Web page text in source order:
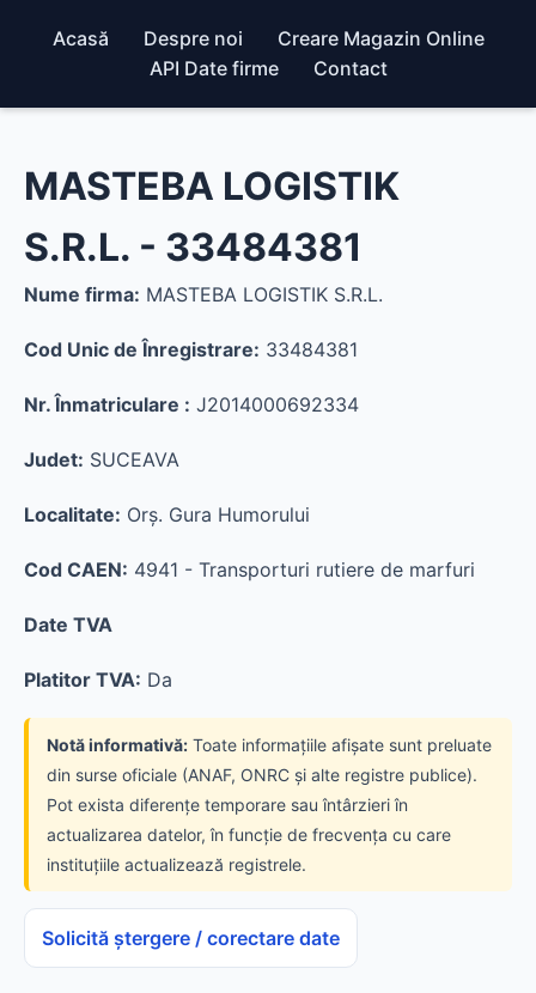
Acasă Despre noi
Creare Magazin Online
API Date firme
Contact
MASTEBA LOGISTIK
S.R.L. - 33484381
Nume firma: MASTEBA LOGISTIK S.R.L.
Cod Unic de Înregistrare: 33484381
Nr. Înmatriculare : J2014000692334
Judet: SUCEAVA
Localitate: Orş. Gura Humorului
Cod CAEN: 4941 - Transporturi rutiere de marfuri
Date TVA
Platitor TVA: Da
Notă informativă: Toate informațiile afișate sunt preluate
din surse oficiale (ANAF, ONRC și alte registre publice).
Pot exista diferențe temporare sau întârzieri în
actualizarea datelor, în funcție de frecvența cu care
instituțiile actualizează registrele.
Solicită ștergere / corectare date